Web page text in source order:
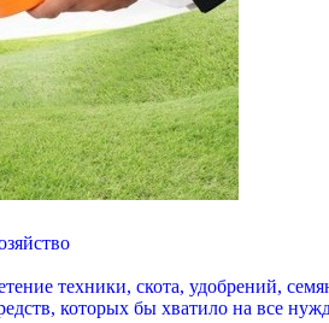
техники, скота, удобрений,
которых бы хватило на все